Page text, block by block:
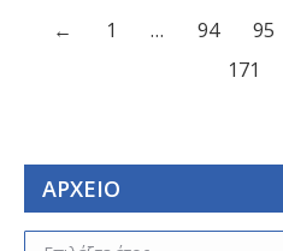
← 1 … 94 95
171
ΑΡΧΕΙΟ
ΑΡΧΕΙΟ